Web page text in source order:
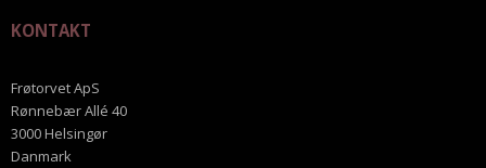
KONTAKT
Frøtorvet ApS
Rønnebær Allé 40
3000 Helsingør
Danmark